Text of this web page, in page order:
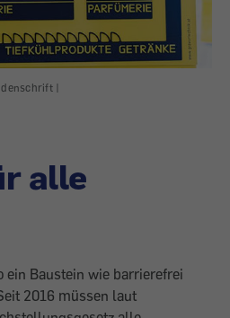
|
alle
ein Baustein wie barrierefrei
2016 müssen laut